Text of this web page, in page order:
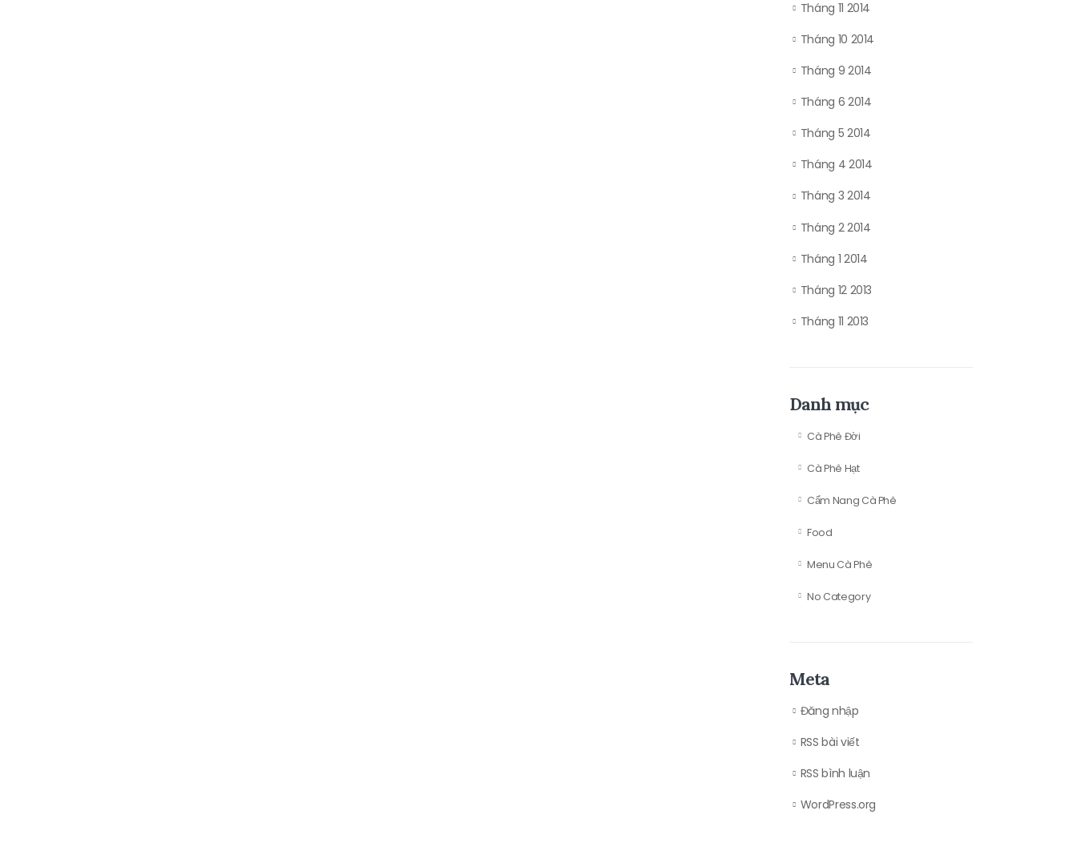
Tháng 11 2014
Tháng 10 2014
Tháng 9 2014
Tháng 6 2014
Tháng 5 2014
Tháng 4 2014
Tháng 3 2014
Tháng 2 2014
Tháng 1 2014
Tháng 12 2013
Tháng 11 2013
Danh mục
Cà Phê Đời
Cà Phê Hạt
Cẩm Nang Cà Phê
Food
Menu Cà Phê
No Category
Meta
Đăng nhập
RSS bài viết
RSS bình luận
WordPress.org